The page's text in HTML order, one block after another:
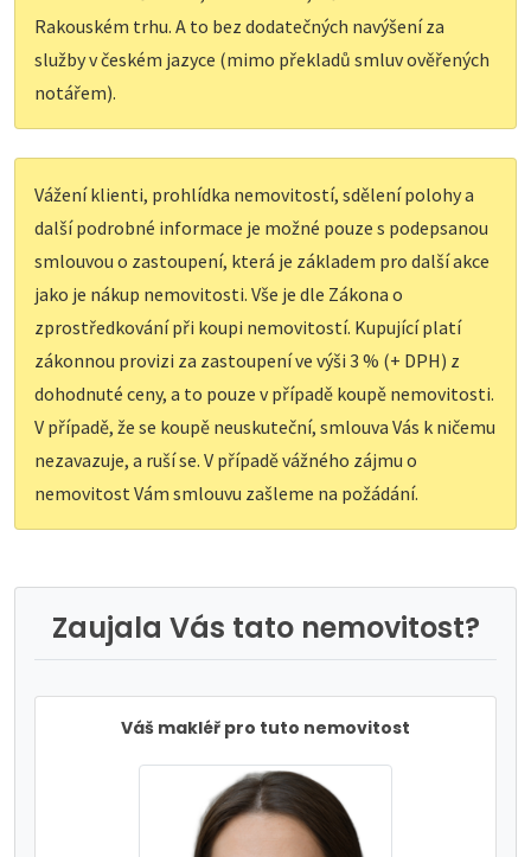
Rakouském trhu. A to bez dodatečných navýšení za
služby v českém jazyce (mimo překladů smluv ověřených
notářem).
Vážení klienti, prohlídka nemovitostí, sdělení polohy a
další podrobné informace je možné pouze s podepsanou
smlouvou o zastoupení, která je základem pro další akce
jako je nákup nemovitosti. Vše je dle Zákona o
zprostředkování při koupi nemovitostí. Kupující platí
zákonnou provizi za zastoupení ve výši 3 % (+ DPH) z
dohodnuté ceny, a to pouze v případě koupě nemovitosti.
V případě, že se koupě neuskuteční, smlouva Vás k ničemu
nezavazuje, a ruší se. V případě vážného zájmu o
nemovitost Vám smlouvu zašleme na požádání.
Zaujala Vás tato nemovitost?
Váš makléř pro tuto nemovitost